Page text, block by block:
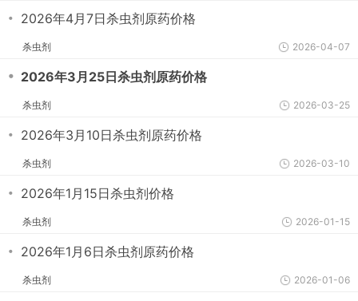
・ 2026年4月7日杀虫剂原药价格
杀虫剂 2026-04-07
・ 2026年3月25日杀虫剂原药价格
杀虫剂 2026-03-25
・ 2026年3月10日杀虫剂原药价格
杀虫剂 2026-03-10
・ 2026年1月15日杀虫剂价格
杀虫剂 2026-01-15
・ 2026年1月6日杀虫剂原药价格
杀虫剂 2026-01-06